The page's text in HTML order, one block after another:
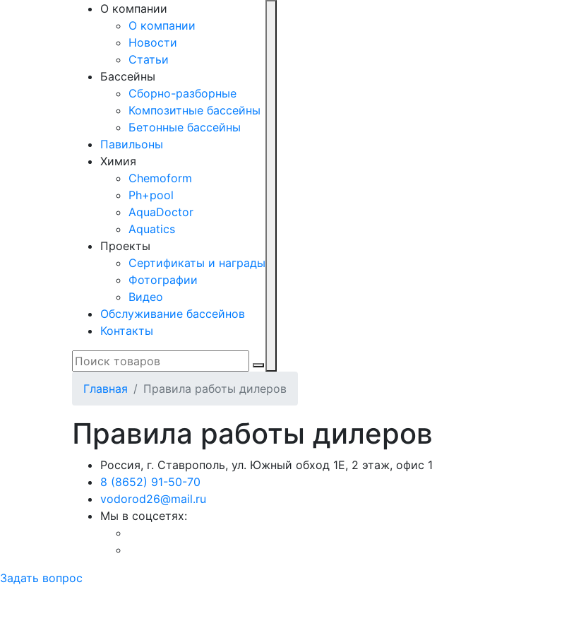
О компании
О компании
Новости
Статьи
Бассейны
Сборно-разборные
Композитные бассейны
Бетонные бассейны
Павильоны
Химия
Chemoform
Ph+pool
AquaDoctor
Aquatics
Проекты
Сертификаты и награды
Фотографии
Видео
Обслуживание бассейнов
Контакты
Главная Правила работы дилеров
Правила работы дилеров
Россия, г. Ставрополь, ул. Южный обход 1Е, 2 этаж, офис 1
8 (8652) 91-50-70
vodorod26@mail.ru
Мы в соцсетях:
Задать вопрос